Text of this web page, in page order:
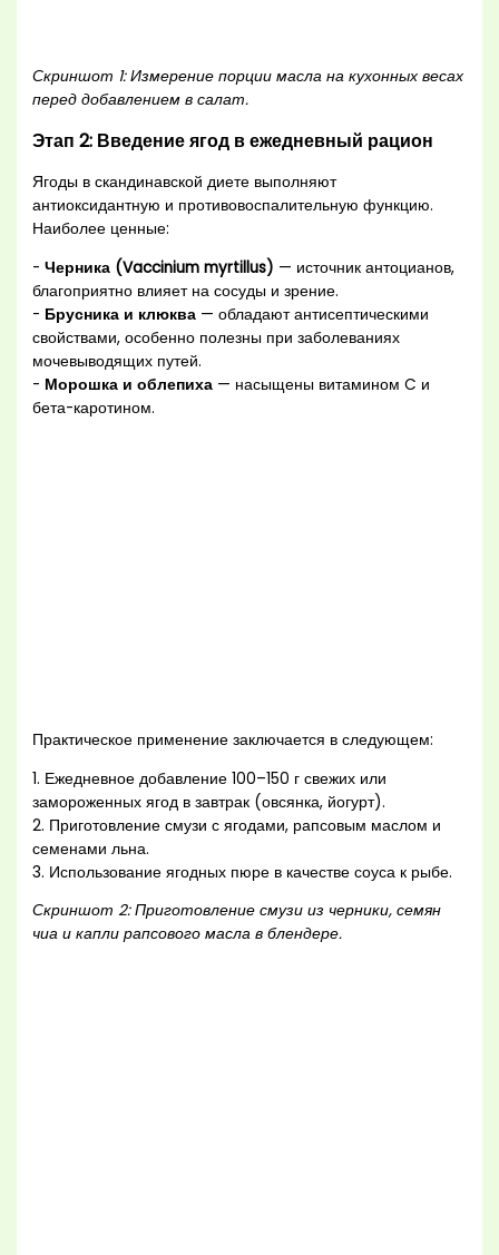
Скриншот 1: Измерение порции масла на кухонных весах
перед добавлением в салат.
Этап 2: Введение ягод в ежедневный рацион
Ягоды в скандинавской диете выполняют
антиоксидантную и противовоспалительную функцию.
Наиболее ценные:
-Черника (Vaccinium myrtillus) — источник антоцианов,
благоприятно влияет на сосуды и зрение.
- Брусника и клюква — обладают антисептическими
свойствами, особенно полезны при заболеваниях
мочевыводящих путей.
- Морошка и облепиха — насыщены витамином C и
бета-каротином.
Практическое применение заключается в следующем:
1. Ежедневное добавление 100–150 г свежих или
замороженных ягод в завтрак (овсянка, йогурт).
2. Приготовление смузи с ягодами, рапсовым маслом и
семенами льна.
3. Использование ягодных пюре в качестве соуса к рыбе.
Скриншот 2: Приготовление смузи из черники, семян
чиа и капли рапсового масла в блендере.